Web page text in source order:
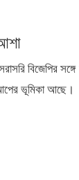
বিজেপির
ভূমিকা আছে।